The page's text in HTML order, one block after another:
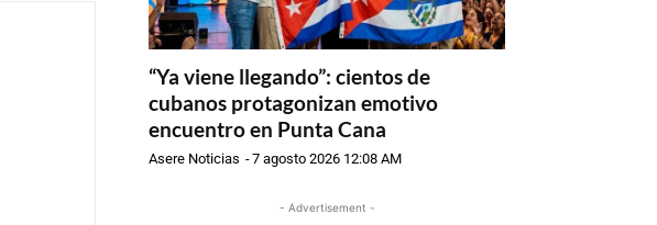
“Ya viene llegando”: cientos de
cubanos protagonizan emotivo
encuentro en Punta Cana
Asere Noticias -7 agosto 2026 12:08 AM
- Advertisement -